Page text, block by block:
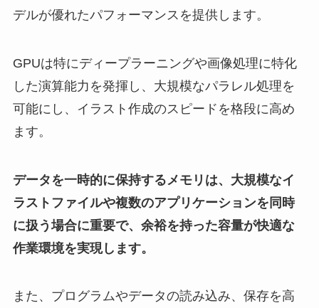
デルが優れたパフォーマンスを提供します。
GPUは特にディープラーニングや画像処理に特化
した演算能力を発揮し、大規模なパラレル処理を
可能にし、イラスト作成のスピードを格段に高め
ます。
データを一時的に保持するメモリは、大規模なイ
ラストファイルや複数のアプリケーションを同時
に扱う場合に重要で、余裕を持った容量が快適な
作業環境を実現します。
また、プログラムやデータの読み込み、保存を高